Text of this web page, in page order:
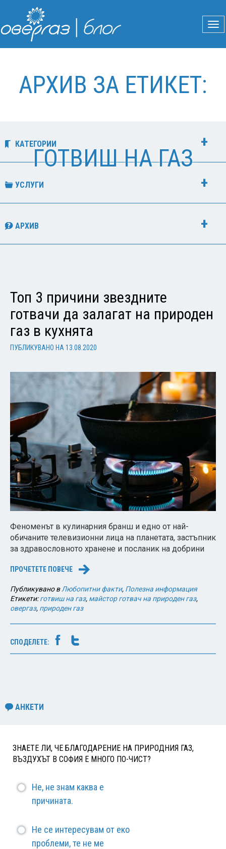
АРХИВ ЗА ЕТИКЕТ:
ГОТВИШ НА ГАЗ
КАТЕГОРИИ
УСЛУГИ
АРХИВ
Топ 3 причини звездните
готвачи да залагат на природен
газ в кухнята
ПУБЛИКУВАНО НА 13.08.2020
Феноменът в кулинарния бранш и едно от най-
обичаните телевизионни лица на планетата, застъпник
за здравословното хранене и посланик на добрини
ПРОЧЕТЕТЕ ПОВЕЧЕ →
Публикувано вЛюбопитни факти, Полезна информация
Етикети:готвиш на газ, майстор готвач на природен газ,
овергаз, природен газ
СПОДЕЛЕТЕ:
АНКЕТИ
ЗНАЕТЕ ЛИ, ЧЕ БЛАГОДАРЕНИЕ НА ПРИРОДНИЯ ГАЗ,
ВЪЗДУХЪТ В СОФИЯ Е МНОГО ПО-ЧИСТ?
Не, не знам каква е
причината.
Не се интересувам от еко
проблеми, те не ме